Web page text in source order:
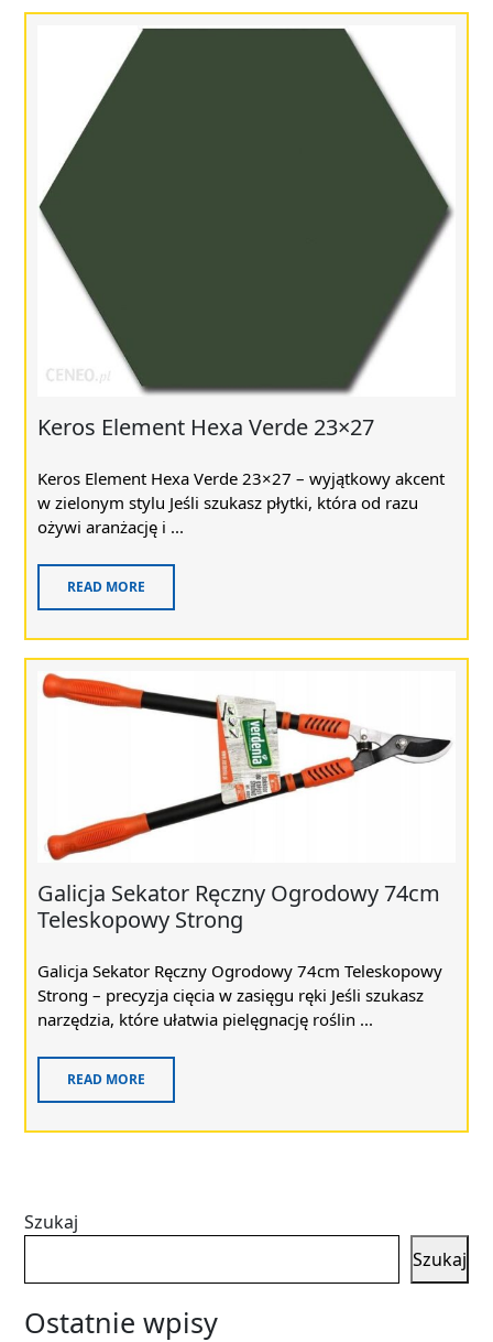
Keros Element Hexa Verde 23×27
Keros Element Hexa Verde 23×27 – wyjątkowy akcent
w zielonym stylu Jeśli szukasz płytki, która od razu
ożywi aranżację i ...
READ MORE
Galicja Sekator Ręczny Ogrodowy 74cm
Teleskopowy Strong
Galicja Sekator Ręczny Ogrodowy 74cm Teleskopowy
Strong – precyzja cięcia w zasięgu ręki Jeśli szukasz
narzędzia, które ułatwia pielęgnację roślin ...
READ MORE
Szukaj
Szukaj
Ostatnie wpisy